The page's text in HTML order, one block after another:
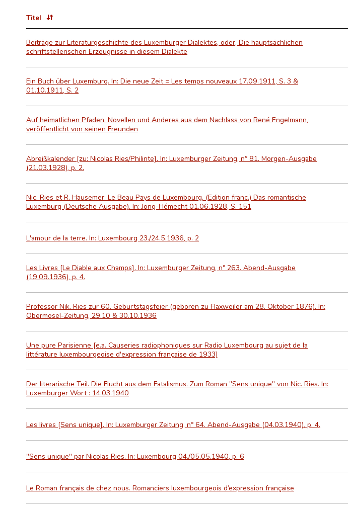
Titel
Beiträge zur Literaturgeschichte des Luxemburger Dialektes, oder, Die hauptsächlichen
schriftstellerischen Erzeugnisse in diesem Dialekte
Ein Buch über Luxemburg. In: Die neue Zeit = Les temps nouveaux 17.09.1911, S. 3 &
01.10.1911, S. 2
Auf heimatlichen Pfaden. Novellen und Anderes aus dem Nachlass von René Engelmann,
veröffentlicht von seinen Freunden
Abreißkalender [zu: Nicolas Ries/Philinte]. In: Luxemburger Zeitung, nº 81. Morgen-Ausgabe
(21.03.1928), p. 2.
Nic. Ries et R. Hausemer: Le Beau Pays de Luxembourg. (Edition franc.) Das romantische
Luxemburg (Deutsche Ausgabe). In: Jong-Hémecht 01.06.1928, S. 151
L'amour de la terre. In: Luxembourg 23./24.5.1936, p. 2
Les Livres [Le Diable aux Champs]. In: Luxemburger Zeitung, nº 263. Abend-Ausgabe
(19.09.1936), p. 4.
Professor Nik. Ries zur 60. Geburtstagsfeier (geboren zu Flaxweiler am 28. Oktober 1876). In:
Obermosel-Zeitung, 29.10 & 30.10.1936
Une pure Parisienne [e.a. Causeries radiophoniques sur Radio Luxembourg au sujet de la
littérature luxembourgeoise d'expression française de 1933]
Der literarische Teil. Die Flucht aus dem Fatalismus. Zum Roman "Sens unique" von Nic. Ries. In:
Luxemburger Wort : 14.03.1940
Les livres [Sens unique]. In: Luxemburger Zeitung, nº 64. Abend-Ausgabe (04.03.1940), p. 4.
"Sens unique" par Nicolas Ries. In: Luxembourg 04./05.05.1940, p. 6
Le Roman français de chez nous. Romanciers luxembourgeois d’expression française